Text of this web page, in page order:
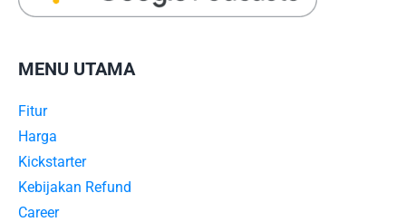
MENU UTAMA
Fitur
Harga
Kickstarter
Kebijakan Refund
Career